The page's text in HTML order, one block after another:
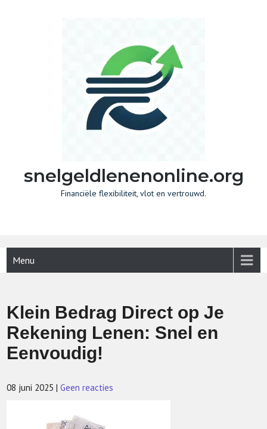
snelgeldlenenonline.org
Financiële flexibiliteit, vlot en vertrouwd.
Menu
Klein Bedrag Direct op Je
Rekening Lenen: Snel en
Eenvoudig!
08 juni 2025 |Geen reacties